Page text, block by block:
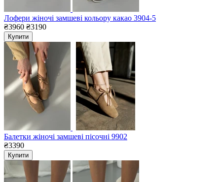
Лофери жіночі замшеві кольору какао 3904-5
₴3960 ₴3190
Купити
Балетки жіночі замшеві пісочні 9902
₴3390
Купити